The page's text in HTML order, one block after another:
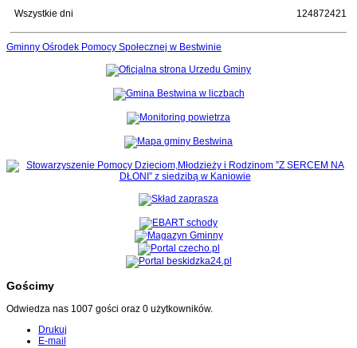
Wszystkie dni
124872421
Gminny Ośrodek Pomocy Społecznej w Bestwinie
Gościmy
Odwiedza nas 1007 gości oraz 0 użytkowników.
Drukuj
E-mail